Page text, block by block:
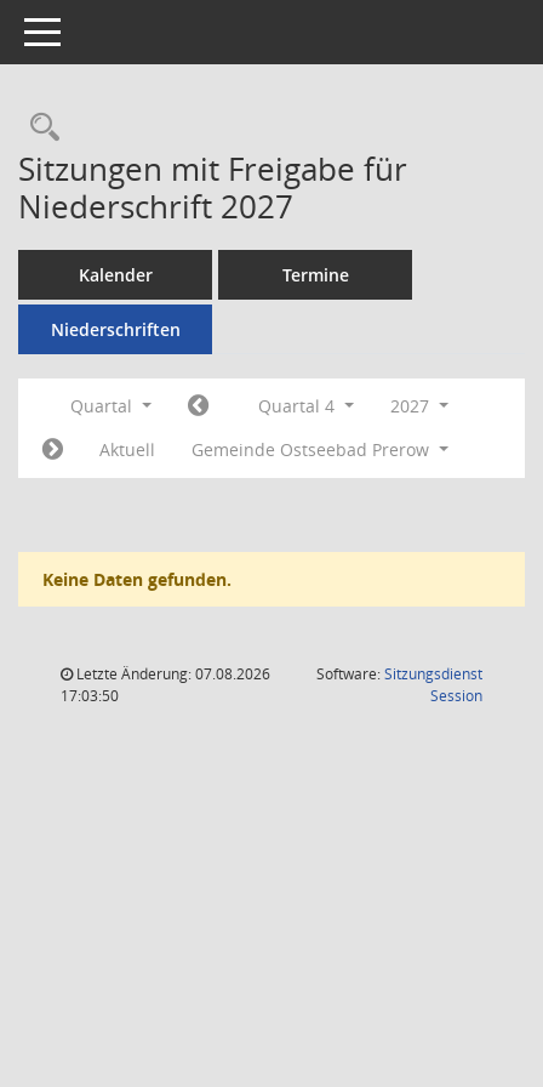
Toggle navigation
Rechercheauswahl
Sitzungen mit Freigabe für
Niederschrift 2027
Kalender Termine
Niederschriften
Quartal Quartal 4
2027
Aktuell
Gemeinde Ostseebad Prerow
Keine Daten gefunden.
Letzte Änderung: 07.08.2026
17:03:50
Software:Sitzungsdienst
Session(Wird in